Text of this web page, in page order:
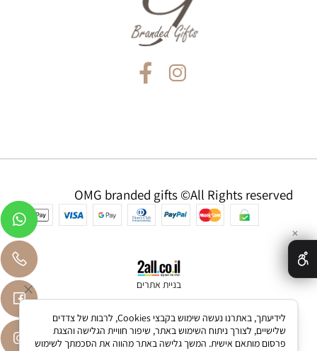
בניית אתרים
✕
לידיעתך, באתרנו נעשה שימוש בקבצי Cookies, לרבות של צדדים
שלישיים, לצורך ניתוח השימוש באתר, שיפור חוויית הגלישה והצגת
פרסום מותאם אישית. המשך גלישה באתר מהווה את הסכמתך לשימוש